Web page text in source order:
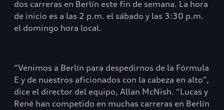
dos carreras en Berlín este fin de semana. La hora
de inicio es a las 2 p.m. el sábado y las 3:30 p.m.
el domingo hora local.
“Venimos a Berlín para despedirnos de la Fórmula
E y de nuestros aficionados con la cabeza en alto”,
dice el director del equipo, Allan McNish. “Lucas y
René han competido en muchas carreras en Berlín